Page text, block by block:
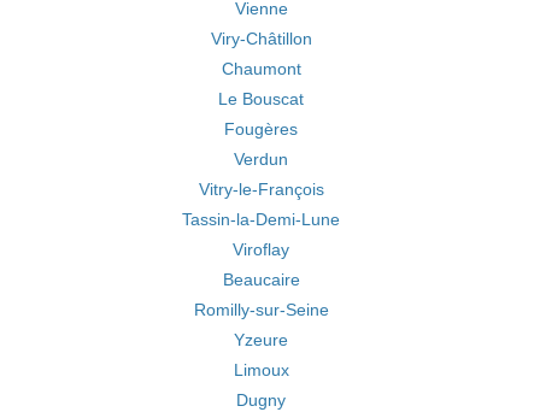
Vienne
Viry-Châtillon
Chaumont
Le Bouscat
Fougères
Verdun
Vitry-le-François
Tassin-la-Demi-Lune
Viroflay
Beaucaire
Romilly-sur-Seine
Yzeure
Limoux
Dugny